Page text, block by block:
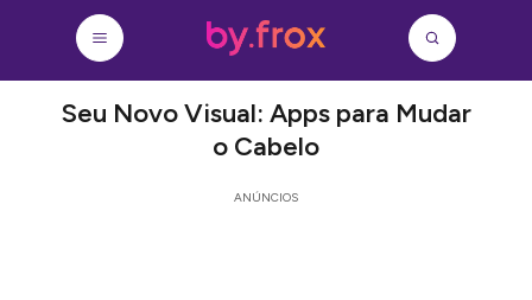
Seu Novo Visual: Apps para Mudar
o Cabelo
ANÚNCIOS